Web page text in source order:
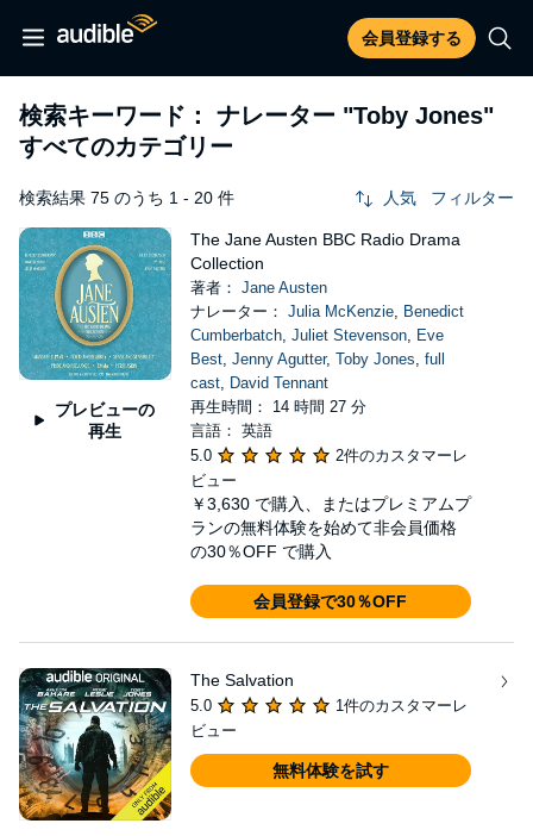
会員登録する
検索キーワード： ナレーター "Toby Jones"
すべてのカテゴリー
検索結果 75 のうち 1 - 20 件 人気 フィルター
プレビューの
再生
The Jane Austen BBC Radio Drama
Collection
著者： Jane Austen
ナレーター： Julia McKenzie, Benedict
Cumberbatch, Juliet Stevenson, Eve
Best, Jenny Agutter, Toby Jones, full
cast, David Tennant
再生時間： 14 時間 27 分
言語： 英語
5.0
2件のカスタマーレ
ビュー
￥3,630 で購入、またはプレミアムプ
ランの無料体験を始めて非会員価格
の30％OFF で購入
会員登録で30％OFF
The Salvation
5.0
1件のカスタマーレ
ビュー
無料体験を試す